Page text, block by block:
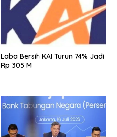
Laba Bersih KAI Turun 74% Jadi
Rp 305 M